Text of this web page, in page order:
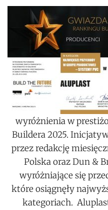
wyróżnienia w
Buildera 2025.
przez redakcję
Polska oraz Dun &
wyróżniające się
które osiągnęły
kategoriach.